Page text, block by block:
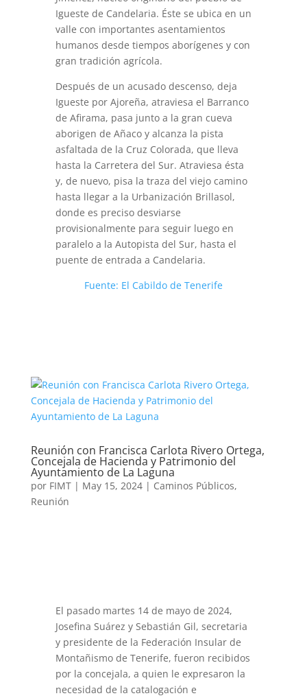
Igueste de Candelaria. Éste se ubica en un
valle con importantes asentamientos
humanos desde tiempos aborígenes y con
gran tradición agrícola.
Después de un acusado descenso, deja
Igueste por Ajoreña, atraviesa el Barranco
de Afirama, pasa junto a la gran cueva
aborigen de Añaco y alcanza la pista
asfaltada de la Cruz Colorada, que lleva
hasta la Carretera del Sur. Atraviesa ésta
y, de nuevo, pisa la traza del viejo camino
hasta llegar a la Urbanización Brillasol,
donde es preciso desviarse
provisionalmente para seguir luego en
paralelo a la Autopista del Sur, hasta el
puente de entrada a Candelaria.
Fuente: El Cabildo de Tenerife
Reunión con Francisca Carlota Rivero Ortega,
Concejala de Hacienda y Patrimonio del
Ayuntamiento de La Laguna
por FIMT| May 15, 2024| Caminos Públicos,
Reunión
El pasado martes 14 de mayo de 2024,
Josefina Suárez y Sebastián Gil, secretaria
y presidente de la Federación Insular de
Montañismo de Tenerife, fueron recibidos
por la concejala, a quien le expresaron la
necesidad de la catalogación e